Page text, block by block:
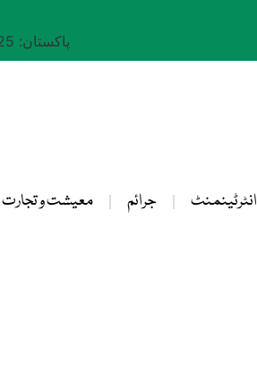
پاکستان: 25 صفر 1448
انٹرٹینمنٹ جرائم معیشت و تجارت